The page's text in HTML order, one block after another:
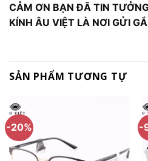
CẢM ƠN BẠN ĐÃ TIN
KÍNH ÂU VIỆT LÀ NƠI GỬI
SẢN PHẨM TƯƠNG TỰ
-20% -